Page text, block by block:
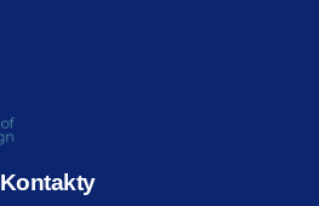
Kontakty